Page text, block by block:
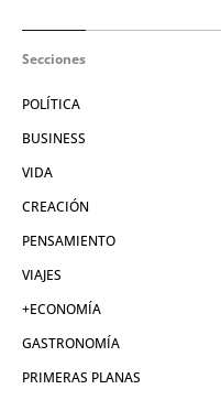
Secciones
POLÍTICA
BUSINESS
VIDA
CREACIÓN
PENSAMIENTO
VIAJES
+ECONOMÍA
GASTRONOMÍA
PRIMERAS PLANAS